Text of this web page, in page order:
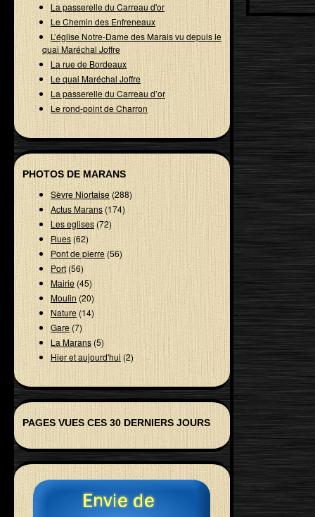
La passerelle du Carreau d'or
Le Chemin des Enfreneaux
L’église Notre-Dame des Marais vu depuis le
quai Maréchal Joffre
La rue de Bordeaux
Le quai Maréchal Joffre
La passerelle du Carreau d’or
Le rond-point de Charron
PHOTOS DE MARANS
Sèvre Niortaise(288)
Actus Marans (174)
Les eglises(72)
Rues(62)
Pont de pierre(56)
Port(56)
Mairie(45)
Moulin(20)
Nature(14)
Gare (7)
La Marans(5)
Hier et aujourd'hui (2)
PAGES VUES CES 30 DERNIERS JOURS